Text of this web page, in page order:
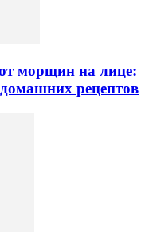
морщин на лице:
рецептов